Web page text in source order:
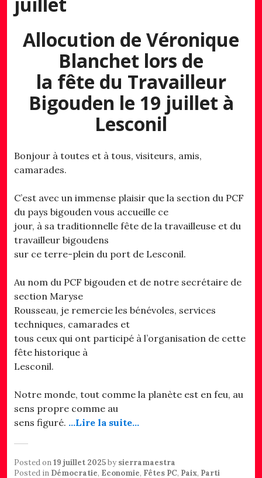
Allocution de Véronique
Blanchet lors de
la fête du Travailleur
Bigouden le 19 juillet à
Lesconil
Bonjour à toutes et à tous, visiteurs, amis,
camarades.
C’est avec un immense plaisir que la section du PCF
du pays bigouden vous accueille ce
jour, à sa traditionnelle fête de la travailleuse et du
travailleur bigoudens
sur ce terre-plein du port de Lesconil.
Au nom du PCF bigouden et de notre secrétaire de
section Maryse
Rousseau, je remercie les bénévoles, services
techniques, camarades et
tous ceux qui ont participé à l’organisation de cette
fête historique à
Lesconil.
Notre monde, tout comme la planète est en feu, au
sens propre comme au
sens figuré. …Lire la suite…
Posted on19 juillet 2025by sierramaestra
Posted in Démocratie, Economie, Fêtes PC, Paix, Parti